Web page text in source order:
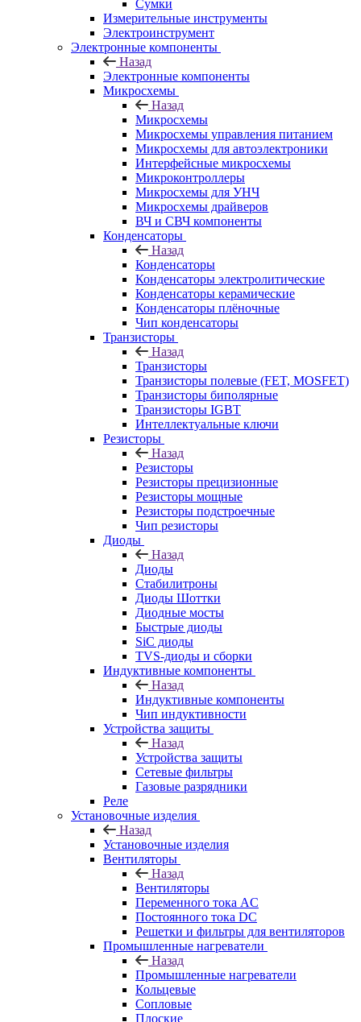
Сумки
Измерительные инструменты
Электроинструмент
Электронные компоненты
Назад
Электронные компоненты
Микросхемы
Назад
Микросхемы
Микросхемы управления питанием
Микросхемы для автоэлектроники
Интерфейсные микросхемы
Микроконтроллеры
Микросхемы для УНЧ
Микросхемы драйверов
ВЧ и СВЧ компоненты
Конденсаторы
Назад
Конденсаторы
Конденсаторы электролитические
Конденсаторы керамические
Конденсаторы плёночные
Чип конденсаторы
Транзисторы
Назад
Транзисторы
Транзисторы полевые (FET, MOSFET)
Транзисторы биполярные
Транзисторы IGBT
Интеллектуальные ключи
Резисторы
Назад
Резисторы
Резисторы прецизионные
Резисторы мощные
Резисторы подстроечные
Чип резисторы
Диоды
Назад
Диоды
Стабилитроны
Диоды Шоттки
Диодные мосты
Быстрые диоды
SiC диоды
TVS-диоды и сборки
Индуктивные компоненты
Назад
Индуктивные компоненты
Чип индуктивности
Устройства защиты
Назад
Устройства защиты
Сетевые фильтры
Газовые разрядники
Реле
Установочные изделия
Назад
Установочные изделия
Вентиляторы
Назад
Вентиляторы
Переменного тока AC
Постоянного тока DC
Решетки и фильтры для вентиляторов
Промышленные нагреватели
Назад
Промышленные нагреватели
Кольцевые
Сопловые
Плоские